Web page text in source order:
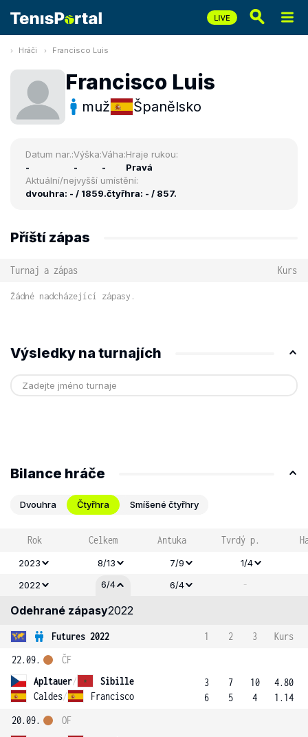
Hráči Francisco Luis
Francisco Luis
muž Španělsko
Datum nar.:
-
Výška:
-
Váha:
-
Hraje rukou:
Pravá
Aktuální/nejvyšší umístění:
dvouhra: - / 1859.čtyřhra: - / 857.
Příští zápas
Turnaj a zápas Kurs
Žádné nadcházející zápasy.
Výsledky na turnajích
Bilance hráče
Dvouhra Čtyřhra Smíšené čtyřhry
Rok Celkem Antuka Tvrdý p.
2023 8/13 7/9
1/4
2022
6/4 6/4 -
Odehrané zápasy2022
Futures 2022 1 2 3
Kurs
22.09.
Apltauer/
Sibille
Caldes/ Francisco
ČF
3
6
7
5
10
4
4.80
1.14
20.09.
OF